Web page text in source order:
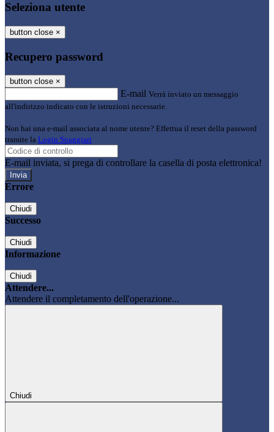
Seleziona utente
button close ×
Recupero password
button close ×
E-mail Verrà inviato un messaggio
all'indirizzo indicato con le istruzioni necessarie.
Non hai una e-mail associata al nome utente? Effettua il reset della password
tramite la Login Spaggiari
E-mail inviata, si prega di controllare la casella di posta elettronica!
Errore
Chiudi
Successo
Chiudi
Informazione
Chiudi
Attendere...
Attendere il completamento dell'operazione...
Chiudi